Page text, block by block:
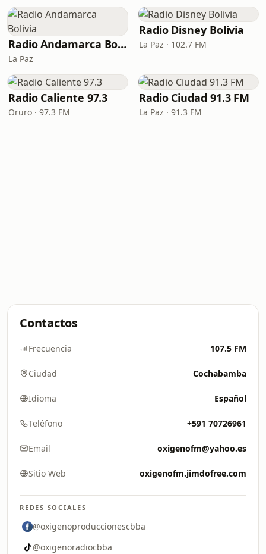
Radio Andamarca Bolivia
La Paz
Radio Disney Bolivia
La Paz · 102.7 FM
Radio Caliente 97.3
Oruro · 97.3 FM
Radio Ciudad 91.3 FM
La Paz · 91.3 FM
Contactos
Frecuencia 107.5 FM
Ciudad Cochabamba
Idioma Español
Teléfono +591 70726961
Email oxigenofm@yahoo.es
Sitio Web oxigenofm.jimdofree.com
REDES SOCIALES
@oxigenoproduccionescbba
@oxigenoradiocbba